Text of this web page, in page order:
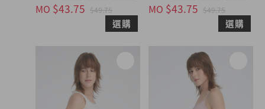
MO $43.75 $49.75
選購
MO $43.75 $49.75
選購